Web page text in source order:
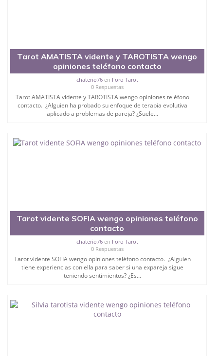
Tarot AMATISTA vidente y TAROTISTA wengo
opiniones teléfono contacto
chaterio76en Foro Tarot
0 Respuestas
Tarot AMATISTA vidente y TAROTISTA wengo opiniones teléfono
contacto. ¿Alguien ha probado su enfoque de terapia evolutiva
aplicado a problemas de pareja? ¿Suele...
Tarot vidente SOFIA wengo opiniones teléfono
contacto
chaterio76en Foro Tarot
0 Respuestas
Tarot vidente SOFIA wengo opiniones teléfono contacto. ¿Alguien
tiene experiencias con ella para saber si una expareja sigue
teniendo sentimientos? ¿Es...